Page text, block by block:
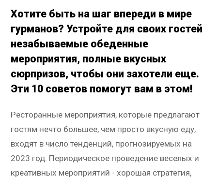
Хотите быть на шаг впереди в мире
гурманов? Устройте для своих гостей
незабываемые обеденные
мероприятия, полные вкусных
сюрпризов, чтобы они захотели еще.
Эти 10 советов помогут вам в этом!
Ресторанные мероприятия, которые предлагают
гостям нечто большее, чем просто вкусную еду,
входят в число тенденций, прогнозируемых на
2023 год. Периодическое проведение веселых и
креативных мероприятий - хорошая стратегия,